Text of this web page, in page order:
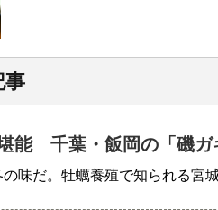
事
能 千葉・飯岡の「磯ガ
味だ。牡蠣養殖で知られる宮